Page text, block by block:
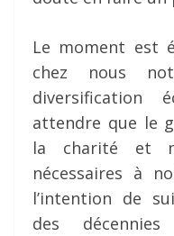
Le moment est
chez nous
diversification
attendre que le
la charité et
nécessaires à
l’intention de
des